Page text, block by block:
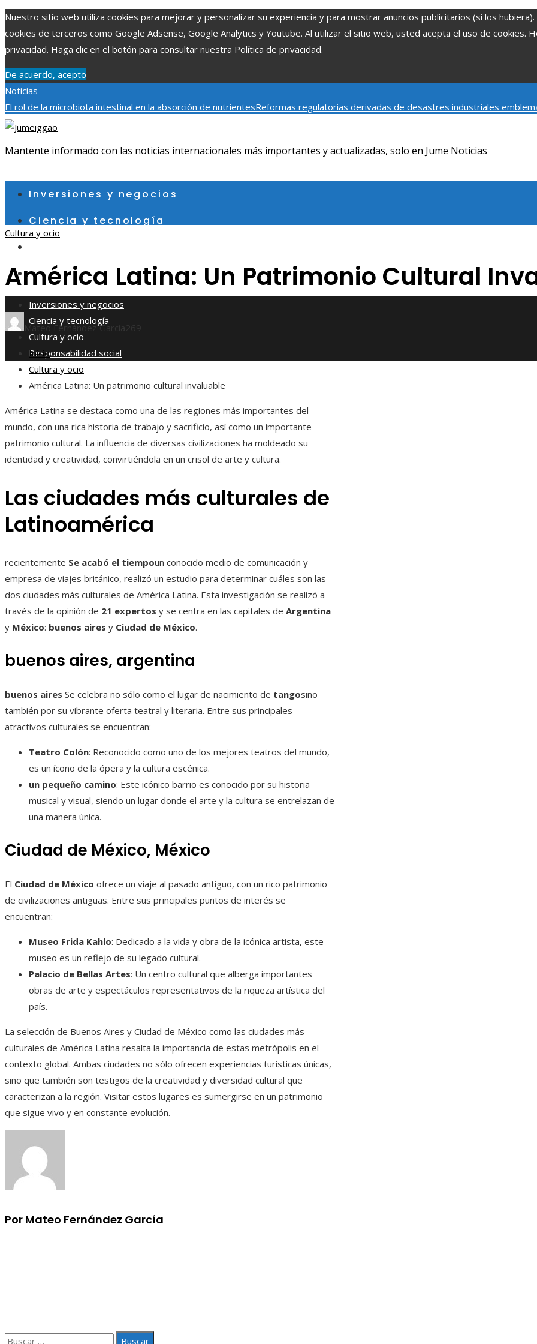
Nuestro sitio web utiliza cookies para mejorar y personalizar su experiencia y para mostrar anuncios publicitarios (si los
cookies de terceros como Google Adsense, Google Analytics y Youtube. Al utilizar el sitio web, usted acepta el uso de cookies.
privacidad. Haga clic en el botón para consultar nuestra Política de privacidad.
De acuerdo, acepto
Noticias
El rol de la microbiota intestinal en la absorción de nutrientesReformas regulatorias derivadas de desastres industriales
Patrimonio de la Humanidad y su importancia
sábado, agosto 8
Mantente informado con las noticias internacionales más importantes y actualizadas, solo en Jume Noticias
Inversiones y negocios
Ciencia y tecnología
Responsabilidad social
Inversiones y negocios
Ciencia y tecnología
Cultura y ocio
Responsabilidad social
Cultura y ocio
América Latina: Un Patrimonio Cultural
Mateo Fernández García
Inicio
Cultura y ocio
América Latina: Un patrimonio cultural invaluable
América Latina se destaca como una de las regiones más importantes del
mundo, con una rica historia de trabajo y sacrificio, así como un importante
patrimonio cultural. La influencia de diversas civilizaciones ha moldeado su
identidad y creatividad, convirtiéndola en un crisol de arte y cultura.
Las ciudades más culturales de
Latinoamérica
recientemente Se acabó el tiempoun conocido medio de comunicación y
empresa de viajes británico, realizó un estudio para determinar cuáles son las
dos ciudades más culturales de América Latina. Esta investigación se realizó a
través de la opinión de 21 expertos y se centra en las capitales de Argentina
y México: buenos aires y Ciudad de México.
buenos aires, argentina
buenos aires Se celebra no sólo como el lugar de nacimiento de tangosino
también por su vibrante oferta teatral y literaria. Entre sus principales
atractivos culturales se encuentran:
Teatro Colón: Reconocido como uno de los mejores teatros del mundo,
es un ícono de la ópera y la cultura escénica.
un pequeño camino: Este icónico barrio es conocido por su historia
musical y visual, siendo un lugar donde el arte y la cultura se entrelazan de
una manera única.
Ciudad de México, México
El Ciudad de México ofrece un viaje al pasado antiguo, con un rico patrimonio
de civilizaciones antiguas. Entre sus principales puntos de interés se
encuentran:
Museo Frida Kahlo: Dedicado a la vida y obra de la icónica artista, este
museo es un reflejo de su legado cultural.
Palacio de Bellas Artes: Un centro cultural que alberga importantes
obras de arte y espectáculos representativos de la riqueza artística del
país.
La selección de Buenos Aires y Ciudad de México como las ciudades más
culturales de América Latina resalta la importancia de estas metrópolis en el
contexto global. Ambas ciudades no sólo ofrecen experiencias turísticas únicas,
sino que también son testigos de la creatividad y diversidad cultural que
caracterizan a la región. Visitar estos lugares es sumergirse en un patrimonio
que sigue vivo y en constante evolución.
Por Mateo Fernández García
Buscar: